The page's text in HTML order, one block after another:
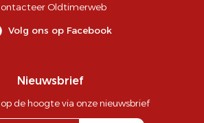
Oldtimerweb
Volg ons op Facebook
Nieuwsbrief
de hoogte via onze nieuwsbrief